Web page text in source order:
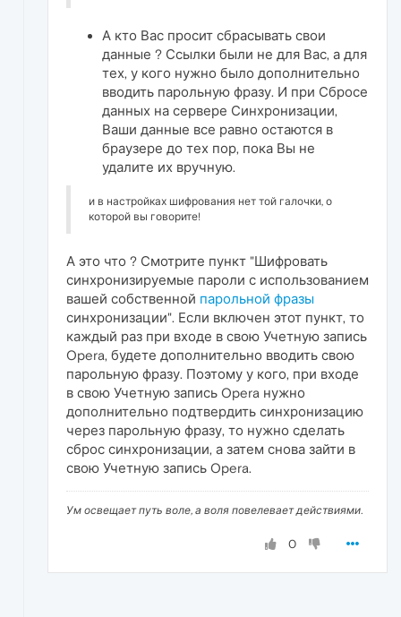
А кто Вас просит сбрасывать свои
данные ? Ссылки были не для Вас, а для
тех, у кого нужно было дополнительно
вводить парольную фразу. И при Сбросе
данных на сервере Синхронизации,
Ваши данные все равно остаются в
браузере до тех пор, пока Вы не
удалите их вручную.
и в настройках шифрования нет той галочки, о
которой вы говорите!
А это что ? Смотрите пункт "Шифровать
синхронизируемые пароли с использованием
вашей собственной парольной фразы
синхронизации". Если включен этот пункт, то
каждый раз при входе в свою Учетную запись
Opera, будете дополнительно вводить свою
парольную фразу. Поэтому у кого, при входе
в свою Учетную запись Opera нужно
дополнительно подтвердить синхронизацию
через парольную фразу, то нужно сделать
сброс синхронизации, а затем снова зайти в
свою Учетную запись Opera.
Ум освещает путь воле, а воля повелевает действиями.
0